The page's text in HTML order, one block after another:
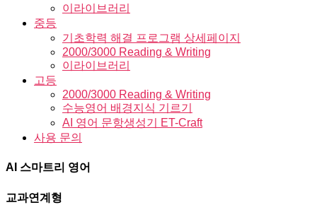
이라이브러리
중등
기초학력 해결 프로그램 상세페이지
2000/3000 Reading & Writing
이라이브러리
고등
2000/3000 Reading & Writing
수능영어 배경지식 기르기
AI 영어 문항생성기 ET-Craft
사용 문의
AI 스마트리 영어
교과연계형